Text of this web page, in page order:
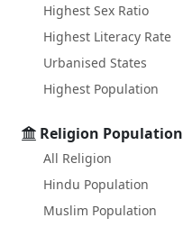
Highest Sex Ratio
Highest Literacy Rate
Urbanised States
Highest Population
Religion Population
All Religion
Hindu Population
Muslim Population